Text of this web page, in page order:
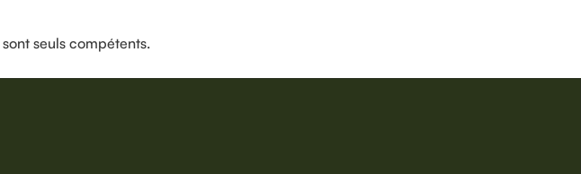
sont seuls compétents.